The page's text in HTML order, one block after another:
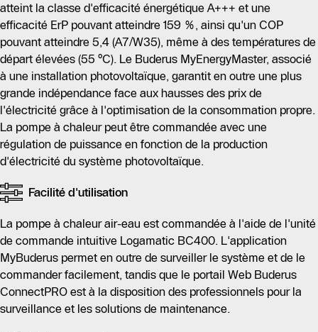
atteint la classe d'efficacité énergétique A+++ et une
efficacité ErP pouvant atteindre 159 %, ainsi qu'un COP
pouvant atteindre 5,4 (A7/W35), même à des températures de
départ élevées (55 °C). Le Buderus MyEnergyMaster, associé
à une installation photovoltaïque, garantit en outre une plus
grande indépendance face aux hausses des prix de
l'électricité grâce à l'optimisation de la consommation propre.
La pompe à chaleur peut être commandée avec une
régulation de puissance en fonction de la production
d'électricité du système photovoltaïque.
Facilité d'utilisation
La pompe à chaleur air-eau est commandée à l'aide de l'unité
de commande intuitive Logamatic BC400. L'application
MyBuderus permet en outre de surveiller le système et de le
commander facilement, tandis que le portail Web Buderus
ConnectPRO est à la disposition des professionnels pour la
surveillance et les solutions de maintenance.